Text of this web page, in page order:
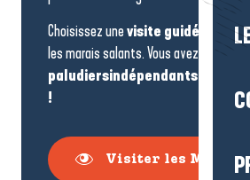
Choisissez unevisite guidée
pour
les marais salants. Vous avez le choix
paludiersindépendants
!
Visiter les Marais